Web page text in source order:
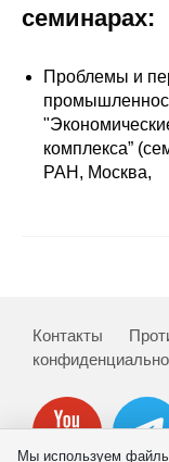
Отчетность
семинарах:
Проблемы и
комплекса”
РАН, Москва,
Контакты
Мы используем